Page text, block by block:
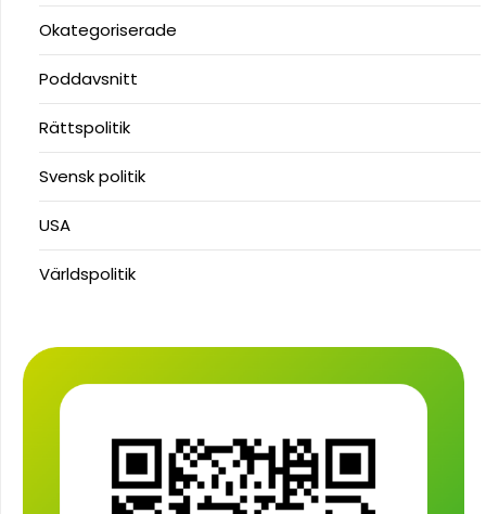
Okategoriserade
Poddavsnitt
Rättspolitik
Svensk politik
USA
Världspolitik